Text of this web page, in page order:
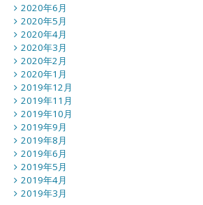
2020年6月
2020年5月
2020年4月
2020年3月
2020年2月
2020年1月
2019年12月
2019年11月
2019年10月
2019年9月
2019年8月
2019年6月
2019年5月
2019年4月
2019年3月